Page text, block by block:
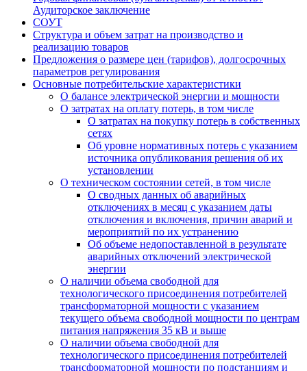
Аудиторское заключение
СОУТ
Структура и объем затрат на производство и
реализацию товаров
Предложения о размере цен (тарифов), долгосрочных
параметров регулирования
Основные потребительские характеристики
О балансе электрической энергии и мощности
О затратах на оплату потерь, в том числе
О затратах на покупку потерь в собственных
сетях
Об уровне нормативных потерь с указанием
источника опубликования решения об их
установлении
О техническом состоянии сетей, в том числе
О сводных данных об аварийных
отключениях в месяц с указанием даты
отключения и включения, причин аварий и
мероприятий по их устранению
Об объеме недопоставленной в результате
аварийных отключений электрической
энергии
О наличии объема свободной для
технологического присоединения потребителей
трансформаторной мощности с указанием
текущего объема свободной мощности по центрам
питания напряжения 35 кВ и выше
О наличии объема свободной для
технологического присоединения потребителей
трансформаторной мощности по подстанциям и